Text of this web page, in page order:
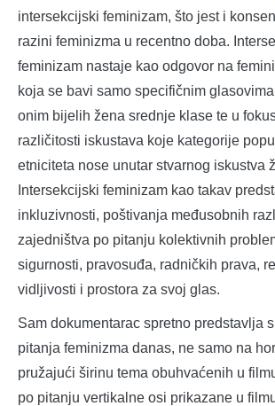
intersekcijski feminizam, što jest i
razini feminizma u recentno doba.
feminizam nastaje kao odgovor na
koja se bavi samo specifičnim
onim bijelih žena srednje klase te u
različitosti iskustava koje kategorije
etniciteta nose unutar stvarnog iskustva
Intersekcijski feminizam kao takav
inkluzivnosti, poštivanja međusobnih
zajedništva po pitanju kolektivnih
sigurnosti, pravosuđa, radničkih prava,
vidljivosti i prostora za svoj glas.
Sam dokumentarac spretno predstavlja
pitanja feminizma danas, ne samo na
pružajući širinu tema obuhvaćenih u
po pitanju vertikalne osi prikazane u